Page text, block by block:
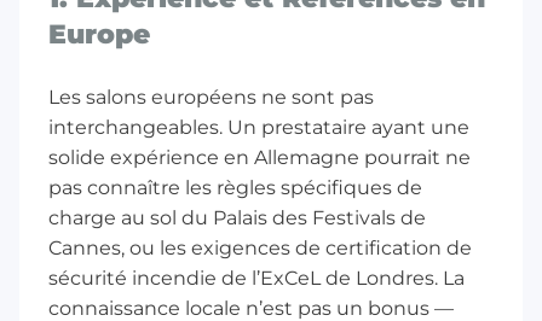
Europe
Les salons européens ne sont pas
interchangeables. Un prestataire ayant une
solide expérience en Allemagne pourrait ne
pas connaître les règles spécifiques de
charge au sol du Palais des Festivals de
Cannes, ou les exigences de certification de
sécurité incendie de l’ExCeL de Londres. La
connaissance locale n’est pas un bonus —